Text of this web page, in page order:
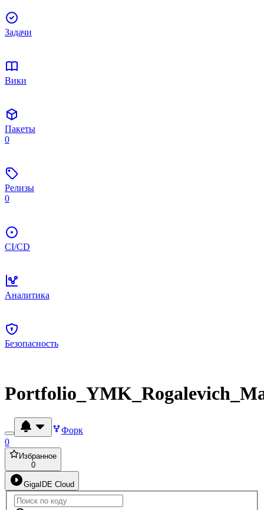
Задачи
Вики
Пакеты
0
Релизы
0
CI/CD
Аналитика
Безопасность
Форк
0
Избранное
0
GigaIDE Cloud